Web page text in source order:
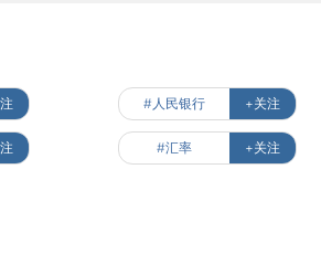
#人民银行 +关注
#汇率 +关注